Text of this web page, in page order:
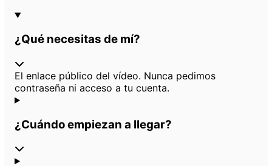
¿Qué necesitas de mí?
El enlace público del vídeo. Nunca pedimos
contraseña ni acceso a tu cuenta.
¿Cuándo empiezan a llegar?